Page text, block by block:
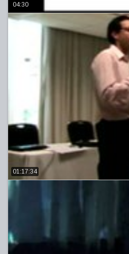
04:30
01:17:34